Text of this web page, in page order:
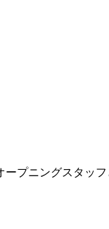
プニングスタッフ